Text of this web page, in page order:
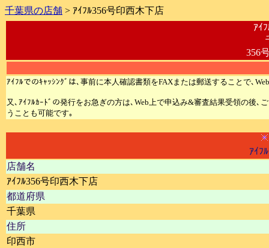
千葉県の店舗 > ｱｲﾌﾙ356号印西木下店
ｱｲ
356
ｱｲﾌﾙでのｷｬｯｼﾝｸﾞは､事前に本人確認書類をFAXまたは郵送することで､
又､ｱｲﾌﾙｶｰﾄﾞの発行をお急ぎの方は､Web上で申込み&審査結果受領の後
うことも可能です｡
ｱｲﾌ
店舗名
ｱｲﾌﾙ356号印西木下店
都道府県
千葉県
住所
印西市